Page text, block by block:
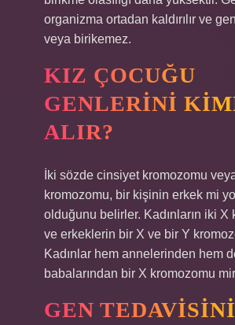
organizma ortadan kaldırılır ve
veya birikemez.
KIZ ÇOCUĞU
GENLERINI
ALIR?
İki sözde cinsiyet kromozomu
kromozomu, bir kişinin erkek mi
olduğunu belirler. Kadınların iki X
ve erkeklerin bir X ve bir Y
Kadınlar hem annelerinden hem
babalarından bir X kromozomu
GEN